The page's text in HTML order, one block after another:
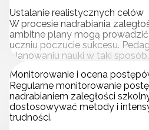
Ustalanie realistycznych celów
W procesie nadrabiania
ambitne plany mogą
uczniu poczucie sukcesu.
planowaniu nauki w taki
Monitorowanie i ocena
Regularne monitorowanie
nadrabianiem zaległości
dostosowywać metody i
trudności.